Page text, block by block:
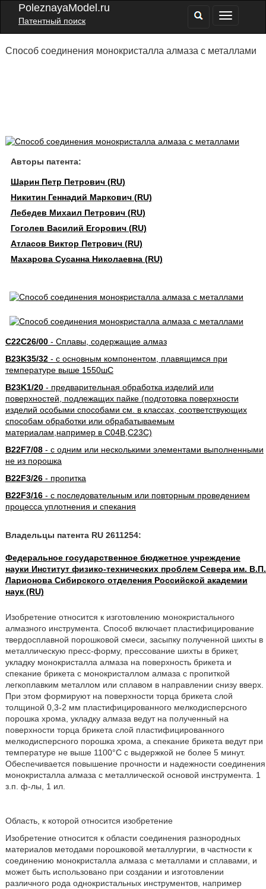
PoleznayaModel.ru
Патентный поиск
Способ соединения монокристалла алмаза с металлами
Авторы патента:
Шарин Петр Петрович (RU)
Никитин Геннадий Маркович (RU)
Лебедев Михаил Петрович (RU)
Гоголев Василий Егорович (RU)
Атласов Виктор Петрович (RU)
Махарова Сусанна Николаевна (RU)
C22C26/00- Сплавы, содержащие алмаз
B23K35/32- с основным компонентом, плавящимся при
температуре выше 1550шC
B23K1/20- предварительная обработка изделий или
поверхностей, подлежащих пайке (подготовка поверхности
изделий особыми способами см. в классах, соответствующих
способам обработки или обрабатываемым
материалам,например в C04B,C23C)
B22F7/08- с одним или несколькими элементами выполненными
не из порошка
B22F3/26- пропитка
B22F3/16- с последовательным или повторным проведением
процесса уплотнения и спекания
Владельцы патента RU 2611254:
Федеральное государственное бюджетное учреждение
науки Институт физико-технических проблем Севера им. В.П.
Ларионова Сибирского отделения Российской академии
наук (RU)
Изобретение относится к изготовлению монокристального
алмазного инструмента. Способ включает пластифицирование
твердосплавной порошковой смеси, засыпку полученной шихты в
металлическую пресс-форму, прессование шихты в брикет,
укладку монокристалла алмаза на поверхность брикета и
спекание брикета с монокристаллом алмаза с пропиткой
легкоплавким металлом или сплавом в направлении снизу вверх.
При этом формируют на поверхности торца брикета слой
толщиной 0,3-2 мм пластифицированного мелкодисперсного
порошка хрома, укладку алмаза ведут на полученный на
поверхности торца брикета слой пластифицированного
мелкодисперсного порошка хрома, а спекание брикета ведут при
температуре не выше 1100°С с выдержкой не более 5 минут.
Обеспечивается повышение прочности и надежности соединения
монокристалла алмаза с металлической основой инструмента. 1
з.п. ф-лы, 1 ил.
Область, к которой относится изобретение
Изобретение относится к области соединения разнородных
материалов методами порошковой металлургии, в частности к
соединению монокристалла алмаза с металлами и сплавами, и
может быть использовано при создании и изготовлении
различного рода однокристальных инструментов, например